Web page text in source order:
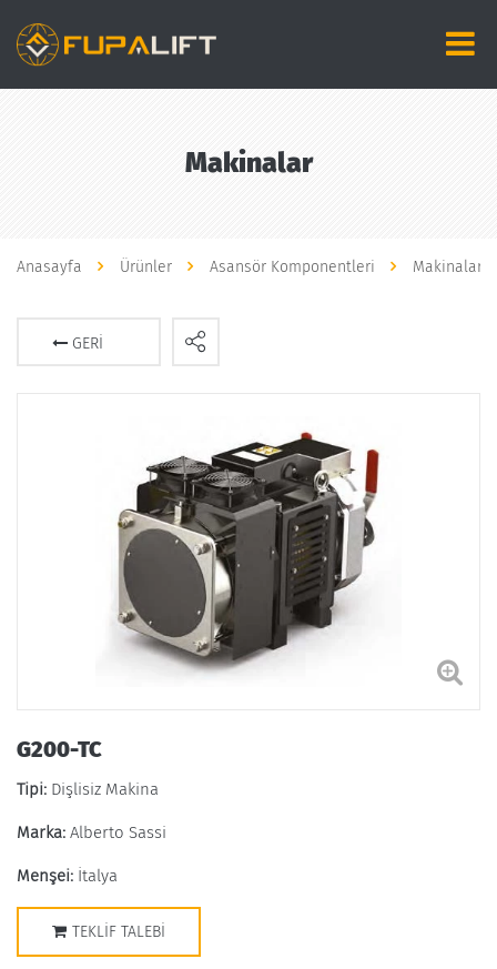
Makinalar
Anasayfa Ürünler Asansör Komponentleri Makinalar
GERI
G200-TC
Tipi: Dişlisiz Makina
Marka: Alberto Sassi
Menşei: İtalya
TEKLIF TALEBI